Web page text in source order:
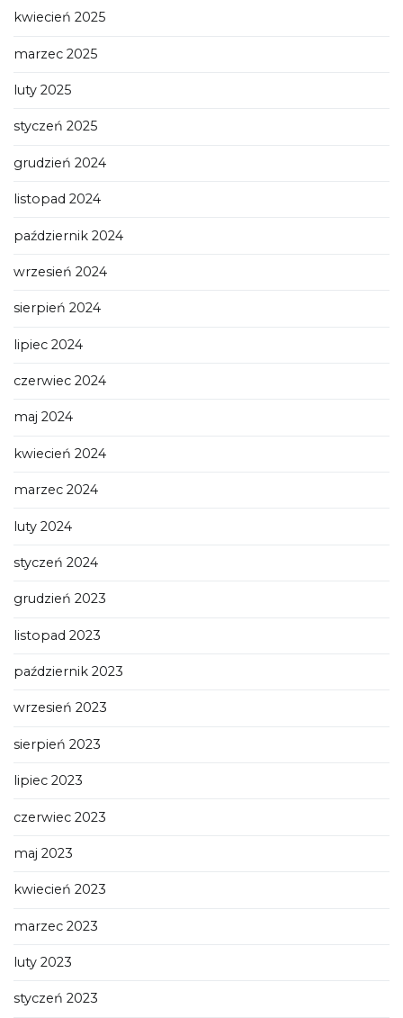
kwiecień 2025
marzec 2025
luty 2025
styczeń 2025
grudzień 2024
listopad 2024
październik 2024
wrzesień 2024
sierpień 2024
lipiec 2024
czerwiec 2024
maj 2024
kwiecień 2024
marzec 2024
luty 2024
styczeń 2024
grudzień 2023
listopad 2023
październik 2023
wrzesień 2023
sierpień 2023
lipiec 2023
czerwiec 2023
maj 2023
kwiecień 2023
marzec 2023
luty 2023
styczeń 2023